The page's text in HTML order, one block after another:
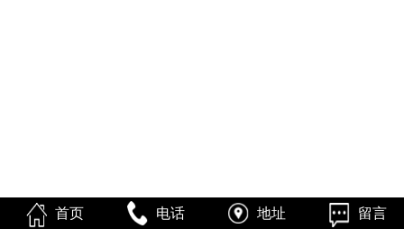
首页 电话 地址 留言